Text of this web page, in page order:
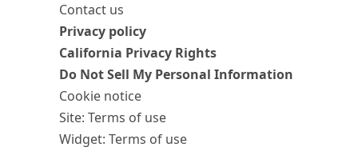
Contact us
Privacy policy
California Privacy Rights
Do Not Sell My Personal Information
Cookie notice
Site: Terms of use
Widget: Terms of use